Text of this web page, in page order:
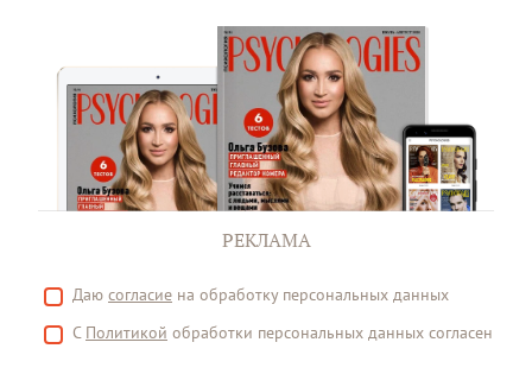
РЕКЛАМА
Даю согласие на обработку персональных данных
С Политикой обработки персональных данных согласен